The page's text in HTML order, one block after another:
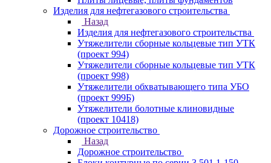
Изделия для нефтегазового строительства
Назад
Изделия для нефтегазового строительства
Утяжелители сборные кольцевые тип УТК
(проект 994)
Утяжелители сборные кольцевые тип УТК
(проект 998)
Утяжелители обхватывающего типа УБО
(проект 999Б)
Утяжелители болотные клиновидные
(проект 10418)
Дорожное строительство
Назад
Дорожное строительство